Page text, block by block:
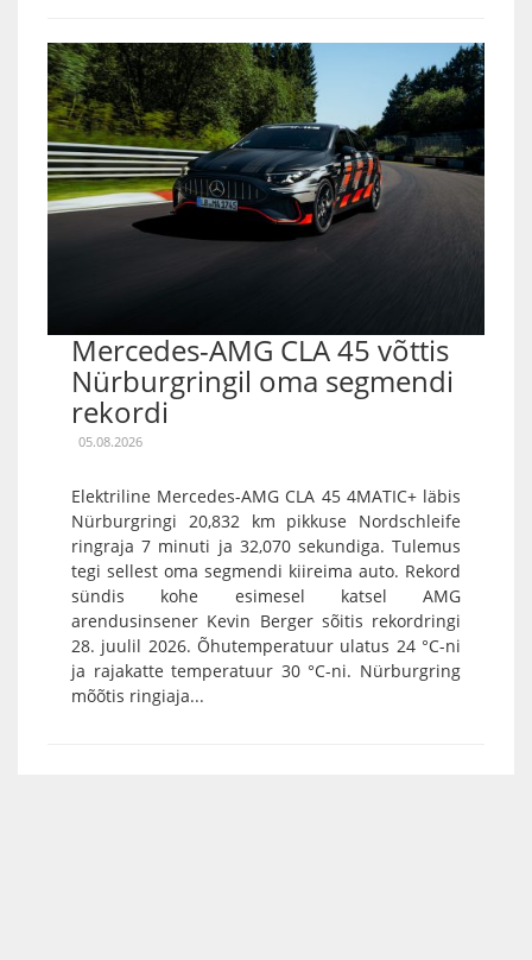
Mercedes-AMG CLA 45 võttis
Nürburgringil oma segmendi
rekordi
05.08.2026
Elektriline Mercedes-AMG CLA 45 4MATIC+ läbis
Nürburgringi 20,832 km pikkuse Nordschleife
ringraja 7 minuti ja 32,070 sekundiga. Tulemus
tegi sellest oma segmendi kiireima auto. Rekord
sündis kohe esimesel katsel AMG
arendusinsener Kevin Berger sõitis rekordringi
28. juulil 2026. Õhutemperatuur ulatus 24 °C-ni
ja rajakatte temperatuur 30 °C-ni. Nürburgring
mõõtis ringiaja...